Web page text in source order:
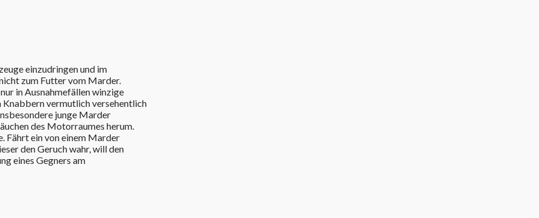
einzudringen und im
zum Futter vom Marder.
in Ausnahmefällen winzige
Knabbern vermutlich versehentlich
junge Marder
des Motorraumes herum.
Fährt ein von einem Marder
den Geruch wahr, will den
eines Gegners am